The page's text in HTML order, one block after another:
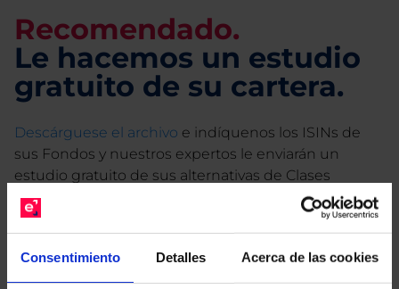
Consentimiento Detalles Acerca de las cookies
Recomendado.
Le hacemos un estudio
gratuito de su cartera.
Descárguese el archivo e indíquenos los ISINs de
sus Fondos y nuestros expertos le enviarán un
estudio gratuito de sus alternativas de Clases
Limpias con las que podrá ahorrar en sus costes.